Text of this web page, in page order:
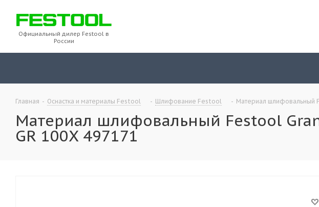
Официальный дилер Festool в
России
Главная - Оснастка и материалы Festool - Шлифование Festool - Материал шлифовальный
Материал шлифовальный Festool
GR 100X 497171